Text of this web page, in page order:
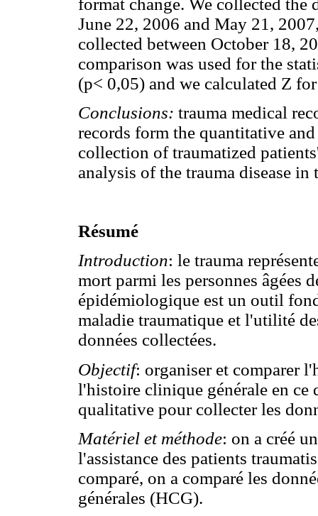
June 22, 2006 and May 21,
collected between October 18,
comparison was used for the
(p< 0,05) and we calculated Z
Conclusions: trauma medical
records form the quantitative
collection of traumatized
analysis of the trauma disease
Résumé
Introduction: le trauma
mort parmi les personnes âgées
épidémiologique est un outil
maladie traumatique et l'utilité
données collectées.
Objectif: organiser et comparer
l'histoire clinique générale en ce
qualitative pour collecter les
Matériel et méthode: on a créé
l'assistance des patients
comparé, on a comparé les
générales (HCG).